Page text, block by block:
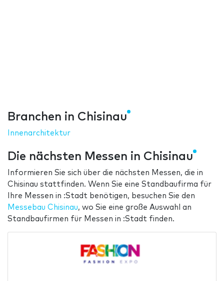
Branchen in Chisinau
Innenarchitektur
Die nächsten Messen in Chisinau
Informieren Sie sich über die nächsten Messen, die in
Chisinau stattfinden. Wenn Sie eine Standbaufirma für
Ihre Messen in :Stadt benötigen, besuchen Sie den
Messebau Chisinau, wo Sie eine große Auswahl an
Standbaufirmen für Messen in :Stadt finden.